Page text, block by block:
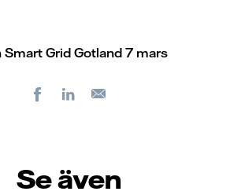
Smart Grid Gotland 7 mars
FacebookLinkedIn
Se även